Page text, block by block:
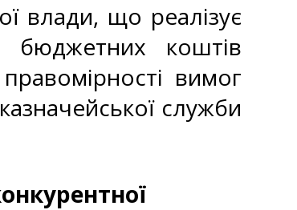
влади, що реалізує
бюджетних коштів
вимог
служби